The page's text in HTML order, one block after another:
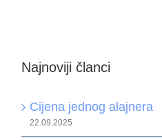
Najnoviji članci
Cijena jednog alajnera
22.09.2025